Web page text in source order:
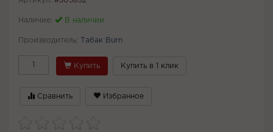
Наличие: В наличии
Производитель: Табак Burn
Купить Купить в 1 клик
Сравнить Избранное